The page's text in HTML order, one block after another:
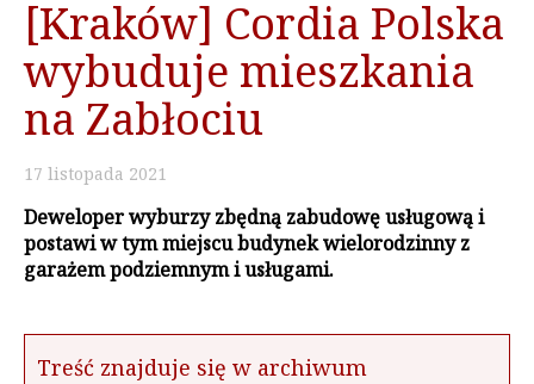
[Kraków] Cordia Polska
wybuduje mieszkania
na Zabłociu
17 listopada 2021
Deweloper wyburzy zbędną zabudowę usługową i
postawi w tym miejscu budynek wielorodzinny z
garażem podziemnym i usługami.
Treść znajduje się w archiwum